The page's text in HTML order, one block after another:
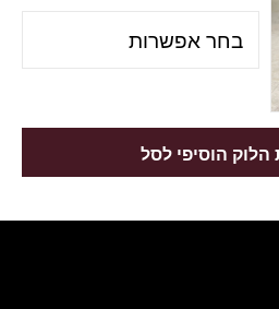
הוסיפי לסל